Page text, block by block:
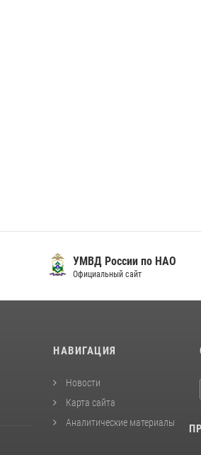
УМВД России по НАО
Официальный сайт
НАВИГАЦИЯ
Новости
Карта сайта
Аналитические материалы